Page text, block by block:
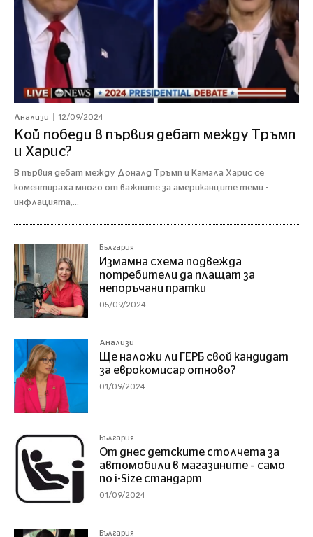
Анализи 12/09/2024
Кой победи в първия дебат между Тръмп
и Харис?
В първия дебат между Доналд Тръмп и Камала Харис се
коментираха много от важните за американците теми -
инфлацията,...
България
Измамна схема подвежда
потребители да плащат за
непоръчани пратки
05/09/2024
Анализи
Ще наложи ли ГЕРБ свой кандидат
за еврокомисар отново?
01/09/2024
България
От днес детските столчета за
автомобили в магазините – само
по i-Size стандарт
01/09/2024
България